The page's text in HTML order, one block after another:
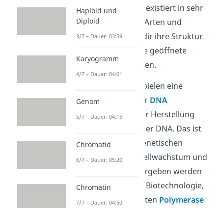
Eukaryotenvor und existiert in sehr
vielen verschiedene Arten und
Formen. Du kannst dir ihre Struktur
aber in etwa wie eine geöffnete
rechte Hand vorstellen.
DNA Polymerasen spielen eine
zentrale Rolle bei der DNA
Replikation, also der Herstellung
identischer Kopien der DNA. Das ist
wichtig, damit die genetischen
Informationen bei Zellwachstum und
Fortpflanzung weitergeben werden
können. Auch in der Biotechnologie,
wie in der sogenannten Polymerase
Haploid und
Diploid
3/7 – Dauer: 03:59
Karyogramm
4/7 – Dauer: 04:01
Genom
5/7 – Dauer: 04:15
Chromatid
6/7 – Dauer: 05:20
Chromatin
7/7 – Dauer: 04:50